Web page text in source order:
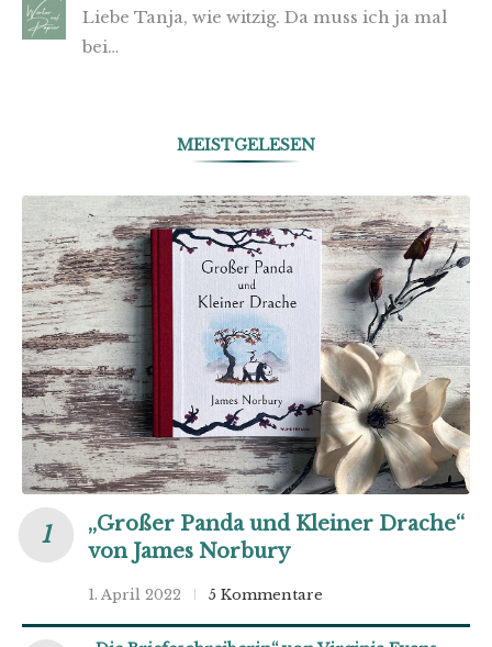
Liebe Tanja, wie witzig. Da muss ich ja mal
bei…
MEISTGELESEN
„Großer Panda und Kleiner Drache“
von James Norbury
1. April 2022 5 Kommentare